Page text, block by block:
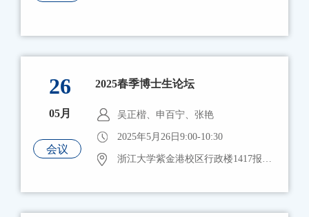
26
05月
会议
2025春季博士生论坛
吴正楷、申百宁、张艳
2025年5月26日9:00-10:30
浙江大学紫金港校区行政楼1417报告厅